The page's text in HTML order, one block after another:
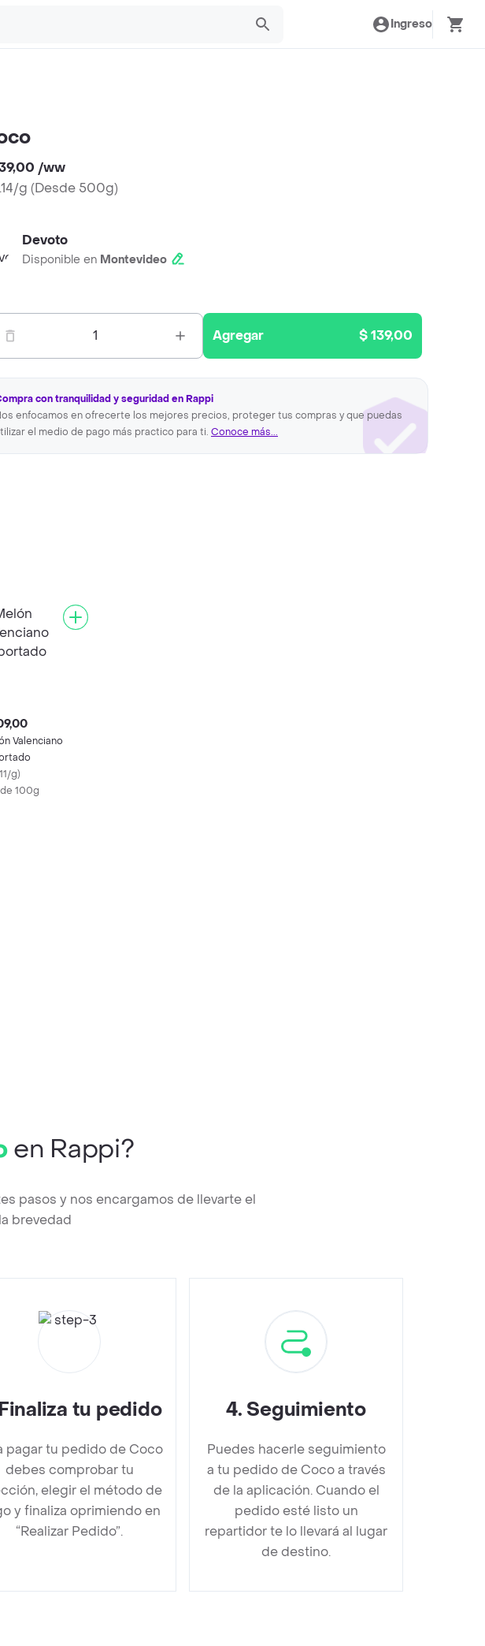
Ingreso
/ww
g (Desde 500g)
Devoto
Disponible en Montevideo
1 Agregar $ 139,00
con tranquilidad y seguridad en Rappi
enfocamos en ofrecerte los mejores precios, proteger tus compras y que puedas
el medio de pago más practico para ti. Conoce más...
Valenciano
g)
100g
en Rappi?
pasos y nos encargamos de llevarte el
brevedad
tu pedido
pagar tu pedido de Coco
debes comprobar tu
elegir el método de
y finaliza oprimiendo en
“Realizar Pedido”.
4. Seguimiento
Puedes hacerle seguimiento
a tu pedido de Coco a través
de la aplicación. Cuando el
pedido esté listo un
repartidor te lo llevará al lugar
de destino.